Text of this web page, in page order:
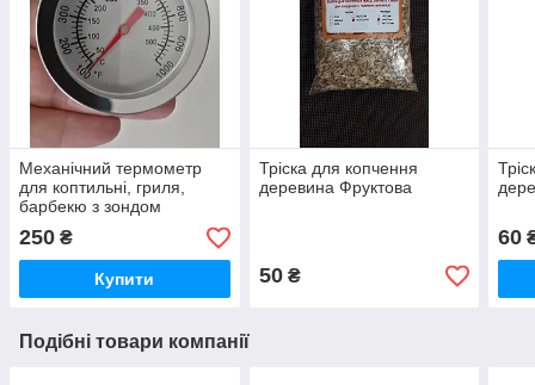
Механічний термометр
для коптильні, гриля,
барбекю з зондом
250 ₴
Купити
Тріска для копчення
деревина Фруктова
50₴
60
Подібні товари компанії